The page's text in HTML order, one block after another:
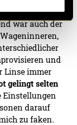
Zeitfenster
war auch der
und
Linse immer
gelingt selten
Einstellungen
darauf
zu faken.